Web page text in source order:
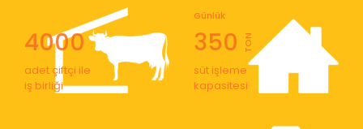
4000
adet çiftçi ile
iş birliği
350
Günlük
TON
süt işleme
kapasitesi